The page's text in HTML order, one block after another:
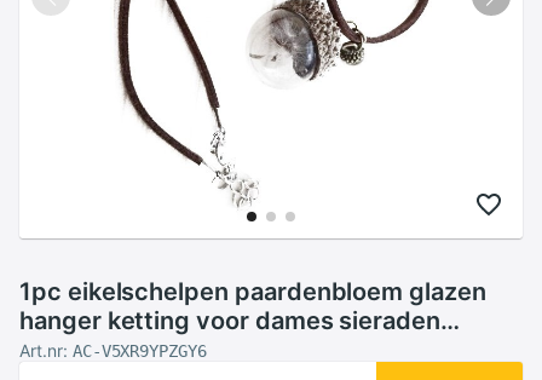
1pc eikelschelpen paardenbloem glazen
hanger ketting voor dames sieraden
45+5cm
Art.nr: AC-V5XR9YPZGY6